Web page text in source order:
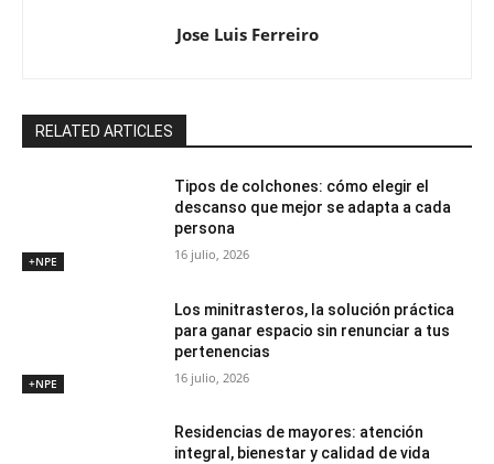
Jose Luis Ferreiro
RELATED ARTICLES
+NPE
Tipos de colchones: cómo elegir el
descanso que mejor se adapta a cada
persona
16 julio, 2026
+NPE
Los minitrasteros, la solución práctica
para ganar espacio sin renunciar a tus
pertenencias
16 julio, 2026
Residencias de mayores: atención
integral, bienestar y calidad de vida